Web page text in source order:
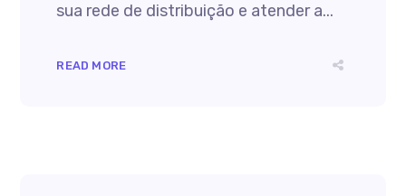
sua rede de distribuição e atender a...
READ MORE